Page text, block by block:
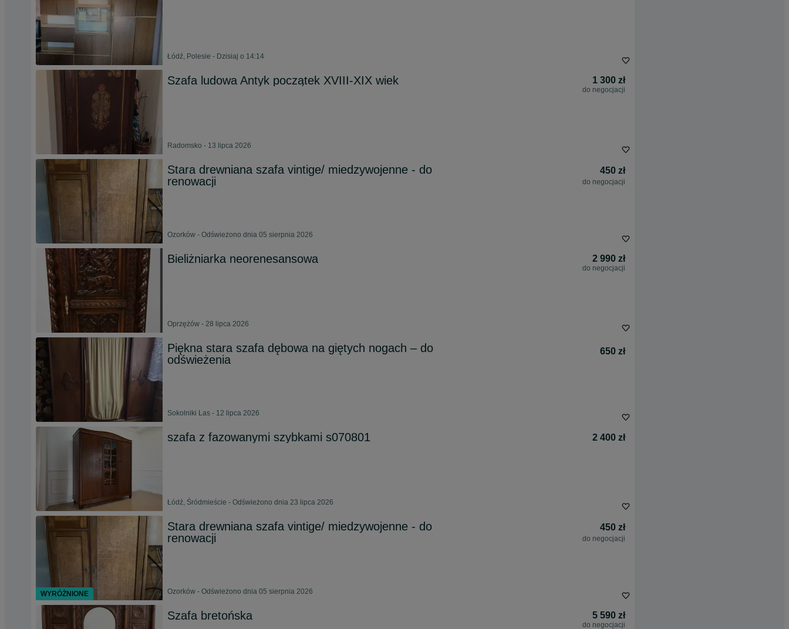
Łódź, Polesie - Dzisiaj o 14:14
Szafa ludowa Antyk początek XVIII-XIX wiek 1 300 zł
do negocjacji
Radomsko - 13 lipca 2026
Stara drewniana szafa vintige/ miedzywojenne - do
renowacji
450 zł
do negocjacji
Ozorków - Odświeżono dnia 05 sierpnia 2026
Bieliżniarka neorenesansowa 2 990 zł
do negocjacji
Oprzężów - 28 lipca 2026
Piękna stara szafa dębowa na giętych nogach – do
odświeżenia
650 zł
Sokolniki Las - 12 lipca 2026
szafa z fazowanymi szybkami s070801 2 400 zł
Łódź, Śródmieście - Odświeżono dnia 23 lipca 2026
Stara drewniana szafa vintige/ miedzywojenne - do
renowacji
450 zł
do negocjacji
Ozorków - Odświeżono dnia 05 sierpnia 2026
Szafa bretońska 5 590 zł
do negocjacji
WYRÓŻNIONE